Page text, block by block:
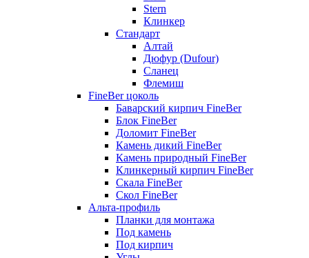
Stern
Клинкер
Стандарт
Алтай
Дюфур (Dufour)
Сланец
Флемиш
FineBer цоколь
Баварский кирпич FineBer
Блок FineBer
Доломит FineBer
Камень дикий FineBer
Камень природный FineBer
Клинкерный кирпич FineBer
Скала FineBer
Скол FineBer
Альта-профиль
Планки для монтажа
Под камень
Под кирпич